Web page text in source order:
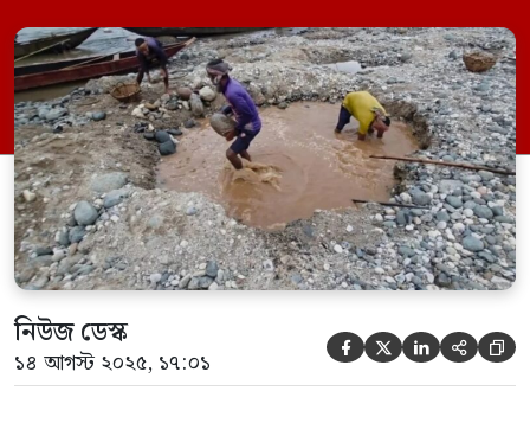
সংক্রান্ত একটি রিটের শুনানি নিয়ে বিচারপতি
কাজী জিনাত হক ও বিচারপতি আইনুন নাহার
সিদ্দিকার হাইকোর্ট বেঞ্চ এই আদেশ দেন।
এদিকে, কোম্পানীগঞ্জ উপজেলার ভোলাগঞ্জ
থেকে সাদা পাথর লুটের […]
নিউজ ডেস্ক
১৪ আগস্ট ২০২৫, ১৭:০১     